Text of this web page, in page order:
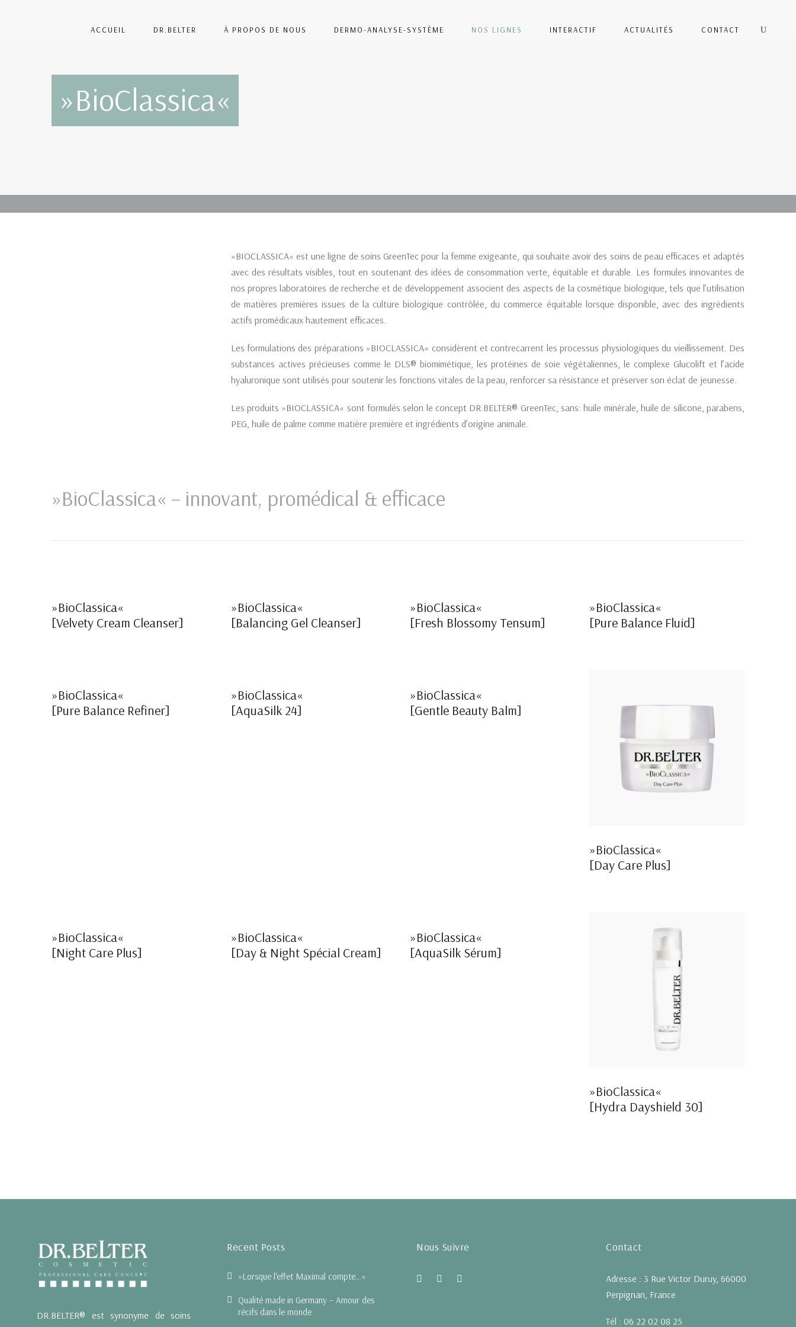
ACCUEIL DR.BELTER À PROPOS DE NOUS DERMO-ANALYSE-SYSTÈME NOS LIGNES INTERACTIF ACTUALITÉS CONTACT
»BioClassica«
»BIOCLASSICA« est une ligne de soins GreenTec pour la femme exigeante, qui souhaite avoir des soins de peau efficaces et adaptés
avec des résultats visibles, tout en soutenant des idées de consommation verte, équitable et durable. Les formules innovantes de
nos propres laboratoires de recherche et de développement associent des aspects de la cosmétique biologique, tels que l’utilisation
de matières premières issues de la culture biologique contrôlée, du commerce équitable lorsque disponible, avec des ingrédients
actifs promédicaux hautement efficaces.
Les formulations des préparations »BIOCLASSICA« considèrent et contrecarrent les processus physiologiques du vieillissement. Des
substances actives précieuses comme le DLS® biomimétique, les protéines de soie végétaliennes, le complexe Glucolift et l’acide
hyaluronique sont utilisés pour soutenir les fonctions vitales de la peau, renforcer sa résistance et préserver son éclat de jeunesse.
Les produits »BIOCLASSICA« sont formulés selon le concept DR.BELTER® GreenTec, sans: huile minérale, huile de silicone, parabens,
PEG, huile de palme comme matière première et ingrédients d’origine animale.
»BioClassica« – innovant, promédical & efficace
»BioClassica«
[Velvety Cream Cleanser]
»BioClassica«
[Balancing Gel Cleanser]
»BioClassica«
[Fresh Blossomy Tensum]
»BioClassica«
[Pure Balance Fluid]
»BioClassica«
[Pure Balance Refiner]
»BioClassica«
[AquaSilk 24]
»BioClassica«
[Gentle Beauty Balm]
»BioClassica«
[Day Care Plus]
»BioClassica«
[Night Care Plus]
»BioClassica«
[Day & Night Spécial Cream]
»BioClassica«
[AquaSilk Sérum]
»BioClassica«
[Hydra Dayshield 30]
DR.BELTER® est synonyme de soins
Recent Posts
»Lorsque l‘effet Maximal compte…«
Qualité made in Germany – Amour des
récifs dans le monde
Nous Suivre Contact
Adresse : 3 Rue Victor Duruy, 66000
Perpignan, France
Tél : 06 22 02 08 25